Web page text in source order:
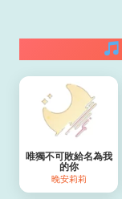
唯獨不可敗給名為我
的你
晚安莉莉